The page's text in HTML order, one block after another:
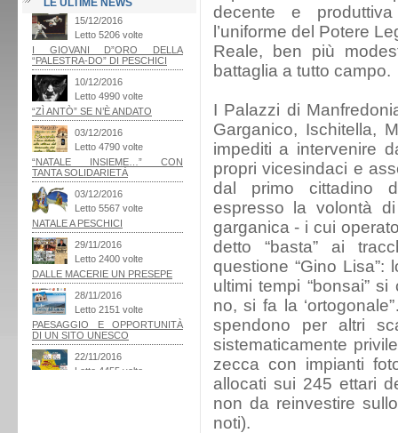
LE ULTIME NEWS
decente e
l’uniforme del Potere
Reale, ben più
battaglia a tutto campo.
I Palazzi di
Garganico, Ischitella,
impediti a intervenire
propri vicesindaci e
dal primo cittadino
espresso la volontà
garganica - i cui
detto “basta” ai
questione “Gino Lisa”:
ultimi tempi “bonsai”
no, si fa la
spendono per altri
sistematicamente
zecca con impianti
allocati sui 245 ettari
non da reinvestire
noti).